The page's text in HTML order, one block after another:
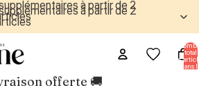
à partir de 2
à partir de 2
total
dans
offerte 🚚